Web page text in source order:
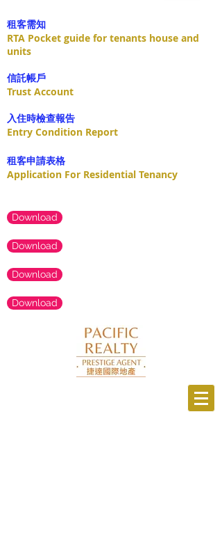
租客需知
RTA Pocket guide for tenants house and
units
​信託帳戶
Trust Account
入住時檢查報告
Entry Condition Report
租客申請表格
Application For Residential Tenancy
Download
Download
Download
Download